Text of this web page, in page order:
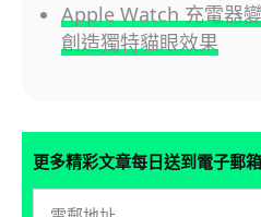
Apple Watch 充電器
創造獨特貓眼效果
更多精彩文章每日送到電子郵箱